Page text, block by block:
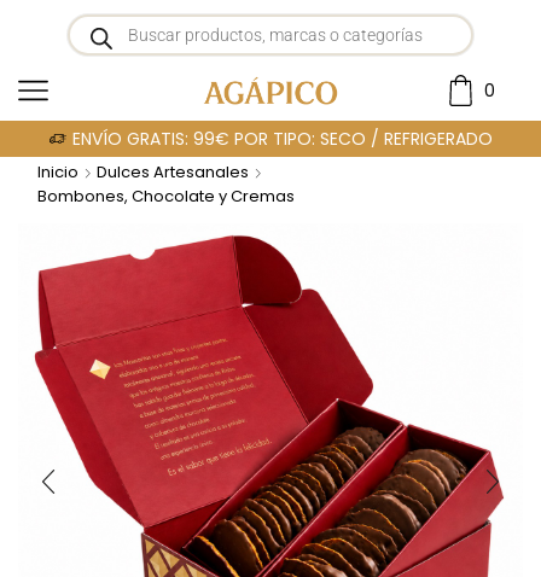
0
ENVÍO GRATIS: 99€ POR TIPO: SECO / REFRIGERADO
Inicio
Dulces Artesanales
Bombones, Chocolate y Cremas